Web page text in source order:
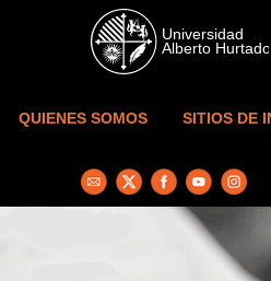
Skip to main content
QUIENES SOMOS SITIOS DE